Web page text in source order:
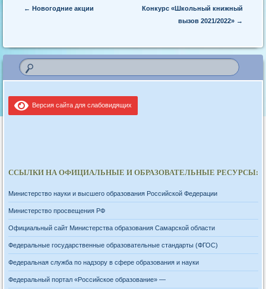
Post navigation
← Новогодние акции
Конкурс «Школьный книжный
вызов 2021/2022» →
Версия сайта для слабовидящих
ССЫЛКИ НА ОФИЦИАЛЬНЫЕ И ОБРАЗОВАТЕЛЬНЫЕ РЕСУРСЫ:
Министерство науки и высшего образования Российской Федерации
Министерство просвещения РФ
Официальный сайт Министерства образования Самарской области
Федеральные государственные образовательные стандарты (ФГОС)
Федеральная служба по надзору в сфере образования и науки
Федеральный портал «Российское образование» —